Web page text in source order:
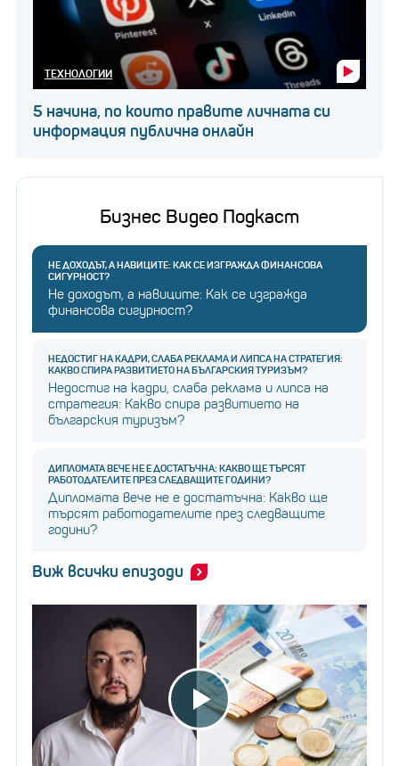
ТЕХНОЛОГИИ
5 начина, по които правите личната си
информация публична онлайн
Бизнес Видео Подкаст
НЕ ДОХОДЪТ, А НАВИЦИТЕ: КАК СЕ ИЗГРАЖДА ФИНАНСОВА
СИГУРНОСТ?
Не доходът, а навиците: Как се изгражда
финансова сигурност?
НЕДОСТИГ НА КАДРИ, СЛАБА РЕКЛАМА И ЛИПСА НА СТРАТЕГИЯ:
КАКВО СПИРА РАЗВИТИЕТО НА БЪЛГАРСКИЯ ТУРИЗЪМ?
Недостиг на кадри, слаба реклама и липса на
стратегия: Какво спира развитието на
българския туризъм?
ДИПЛОМАТА ВЕЧЕ НЕ Е ДОСТАТЪЧНА: КАКВО ЩЕ ТЪРСЯТ
РАБОТОДАТЕЛИТЕ ПРЕЗ СЛЕДВАЩИТЕ ГОДИНИ?
Дипломата вече не е достатъчна: Какво ще
търсят работодателите през следващите
години?
Виж всички епизоди